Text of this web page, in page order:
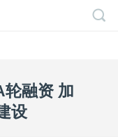
融资 加
设